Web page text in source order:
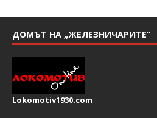
ДОМЪТ НА „ЖЕЛЕЗНИЧАРИТЕ“
Lokomotiv1930.com